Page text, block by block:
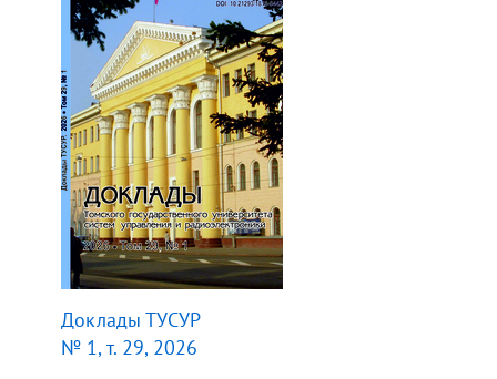
Доклады ТУСУР
№ 1, т. 29, 2026